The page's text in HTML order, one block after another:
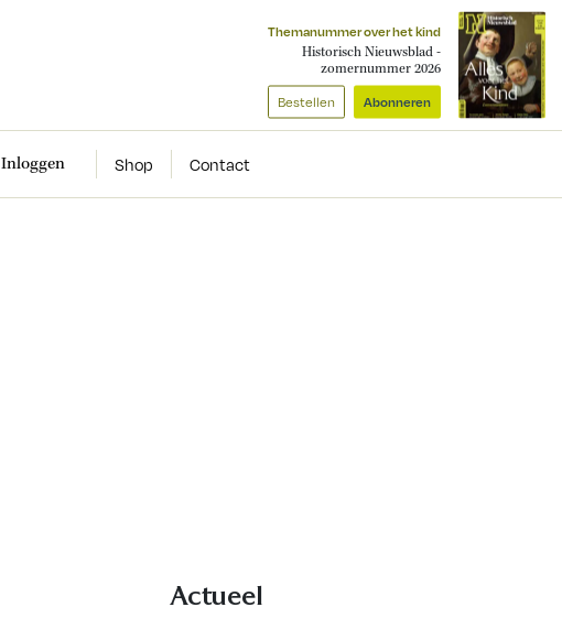
Themanummer over het kind
Historisch Nieuwsblad -
zomernummer 2026
Bestellen Abonneren
Inloggen Shop Contact
Actueel